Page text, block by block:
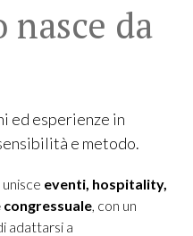
da
ed esperienze in
e metodo.
eventi, hospitality,
congressuale, con un
adattarsi a